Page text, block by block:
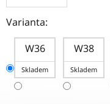
Varianta:
W36
Skladem
W38
Skladem